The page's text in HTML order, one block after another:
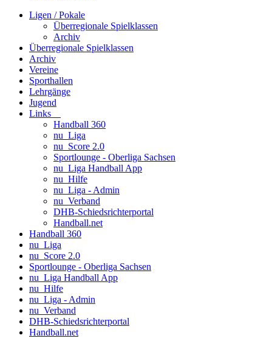
Ligen / Pokale
Überregionale Spielklassen
Archiv
Überregionale Spielklassen
Archiv
Vereine
Sporthallen
Lehrgänge
Jugend
Links
Handball 360
nu_Liga
nu_Score 2.0
Sportlounge - Oberliga Sachsen
nu_Liga Handball App
nu_Hilfe
nu_Liga - Admin
nu_Verband
DHB-Schiedsrichterportal
Handball.net
Handball 360
nu_Liga
nu_Score 2.0
Sportlounge - Oberliga Sachsen
nu_Liga Handball App
nu_Hilfe
nu_Liga - Admin
nu_Verband
DHB-Schiedsrichterportal
Handball.net